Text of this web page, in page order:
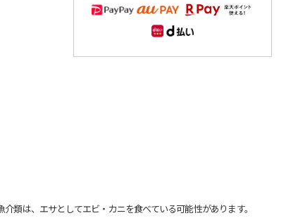
類は、エサとしてエビ・カニを食べている可能性があります。